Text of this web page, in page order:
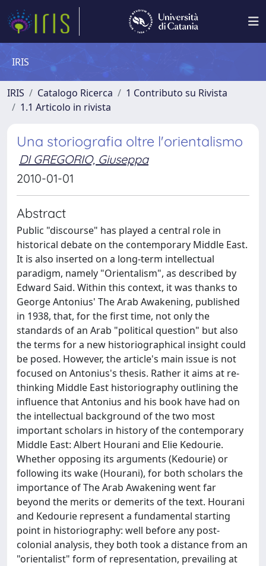
IRIS
IRIS Catalogo Ricerca
1 Contributo su Rivista
1.1 Articolo in rivista
Una storiografia oltre l'orientalismo
DI GREGORIO, Giuseppa
2010-01-01
Abstract
Public "discourse" has played a central role in
historical debate on the contemporary Middle East.
It is also inserted on a long-term intellectual
paradigm, namely "Orientalism", as described by
Edward Said. Within this context, it was thanks to
George Antonius' The Arab Awakening, published
in 1938, that, for the first time, not only the
standards of an Arab "political question" but also
the terms for a new historiographical insight could
be posed. However, the article's main issue is not
focused on Antonius's thesis. Rather it aims at re-
thinking Middle East historiography outlining the
influence that Antonius and his book have had on
the intellectual background of the two most
important scholars in history of the contemporary
Middle East: Albert Hourani and Elie Kedourie.
Whether opposing its arguments (Kedourie) or
following its wake (Hourani), for both scholars the
importance of The Arab Awakening went far
beyond the merits or demerits of the text. Hourani
and Kedourie represent a fundamental starting
point in historiography: well before any post-
colonial analysis, they both took a distance from an
"orientalist" form of representation, prevailing at